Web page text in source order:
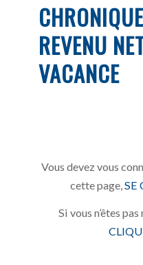
REVENU
VACANCE
Vous devez vous
cette page, SE
Si vous n’êtes